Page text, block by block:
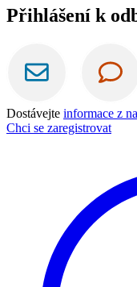
Přihlášení k
Dostávejte informace z
Chci se zaregistrovat